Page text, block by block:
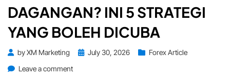
DAGANGAN? INI 5 STRATEGI
YANG BOLEH DICUBA
byXM Marketing
PostedJuly 30, 2026
Forex Article
Leave a commenton